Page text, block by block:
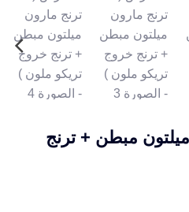
مبطن + ترنج